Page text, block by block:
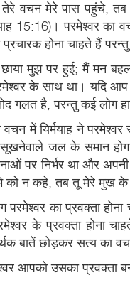
वचन मेरे पास पहुंचे, तब
15:16)। परमेश्वर
होना चाहते हैं
छाया मुझ पर हुई; मैं मन
के साथ था। यदि
गलत है, परन्तु कई लोग
वचन में यिर्मयाह ने
जल के समान
पर निर्भर था और
न कहे, तब तू मेरे मुख के
का प्रवक्ता
के प्रवक्ता होना
बातें छोड़कर सत्य का
आपको उसका प्रवक्ता